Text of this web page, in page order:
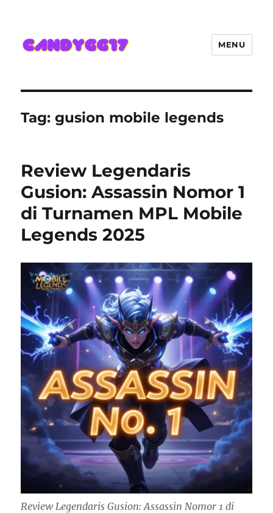
Hadir Semakin Mantap Jackpot
MENU
Tag:gusion mobile legends
Review Legendaris
Gusion: Assassin Nomor 1
di Turnamen MPL Mobile
Legends 2025
Review Legendaris Gusion: Assassin Nomor 1 di